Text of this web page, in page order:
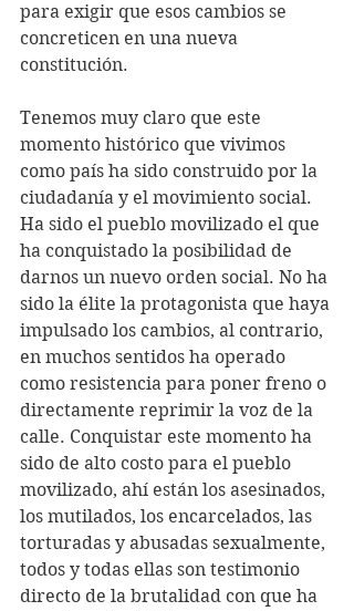
para exigir que esos cambios se
concreticen en una nueva
constitución.
Tenemos muy claro que este
momento histórico que vivimos
como país ha sido construido por la
ciudadanía y el movimiento social.
Ha sido el pueblo movilizado el que
ha conquistado la posibilidad de
darnos un nuevo orden social. No ha
sido la élite la protagonista que haya
impulsado los cambios, al contrario,
en muchos sentidos ha operado
como resistencia para poner freno o
directamente reprimir la voz de la
calle. Conquistar este momento ha
sido de alto costo para el pueblo
movilizado, ahí están los asesinados,
los mutilados, los encarcelados, las
torturadas y abusadas sexualmente,
todos y todas ellas son testimonio
directo de la brutalidad con que ha